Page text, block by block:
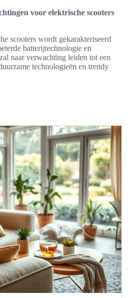
voor elektrische scooters
scooters wordt gekarakteriseerd
batterijtechnologie en
naar verwachting leiden tot een
technologieën en trendy